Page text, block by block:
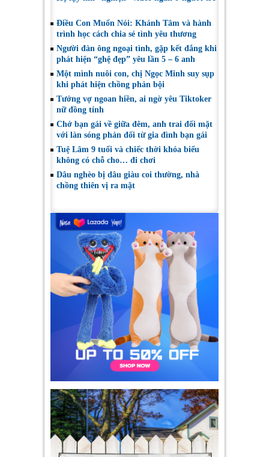
Điều Con Muốn Nói: Khánh Tâm và hành
trình học cách chia sẻ tình yêu thương
Người đàn ông ngoại tình, gặp kết đắng khi
phát hiện “ghệ đẹp” yêu lần 5 – 6 anh
Một mình nuôi con, chị Ngọc Minh suy sụp
khi phát hiện chồng phản bội
Tưởng vợ ngoan hiền, ai ngờ yêu Tiktoker
nữ đồng tính
Chở bạn gái về giữa đêm, anh trai đối mặt
với làn sóng phản đối từ gia đình bạn gái
Tuệ Lâm 9 tuổi và chiếc thời khóa biểu
không có chỗ cho… đi chơi
Dâu nghèo bị dâu giàu coi thường, nhà
chồng thiên vị ra mặt